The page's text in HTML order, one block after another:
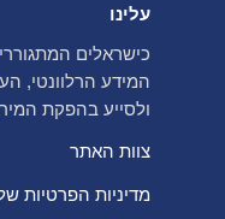
עלינו
כישראלים
המידע הרלוונטי,
ולסייע בהפקת
צוות האתר
מדיניות הפרטיות